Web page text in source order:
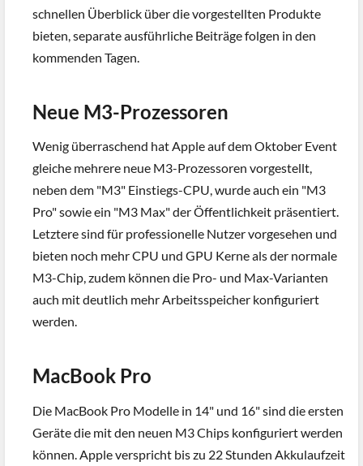
schnellen Überblick über die vorgestellten Produkte
bieten, separate ausführliche Beiträge folgen in den
kommenden Tagen.
Neue M3-Prozessoren
Wenig überraschend hat Apple auf dem Oktober Event
gleiche mehrere neue M3-Prozessoren vorgestellt,
neben dem "M3" Einstiegs-CPU, wurde auch ein "M3
Pro" sowie ein "M3 Max" der Öffentlichkeit präsentiert.
Letztere sind für professionelle Nutzer vorgesehen und
bieten noch mehr CPU und GPU Kerne als der normale
M3-Chip, zudem können die Pro- und Max-Varianten
auch mit deutlich mehr Arbeitsspeicher konfiguriert
werden.
MacBook Pro
Die MacBook Pro Modelle in 14" und 16" sind die ersten
Geräte die mit den neuen M3 Chips konfiguriert werden
können. Apple verspricht bis zu 22 Stunden Akkulaufzeit